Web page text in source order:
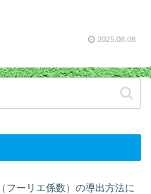
2025.08.08
ーリエ係数）の導出方法に